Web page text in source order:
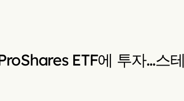
ETF에 투자…스